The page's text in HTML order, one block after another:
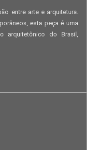
entre arte e arquitetura.
esta peça é uma
arquitetônico do Brasil,